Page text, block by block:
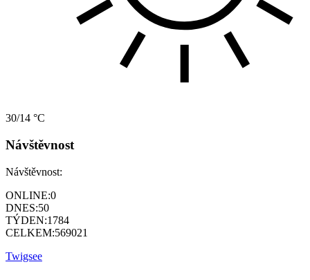
30/14 °C
Návštěvnost
Návštěvnost:
ONLINE:0
DNES:50
TÝDEN:1784
CELKEM:569021
Twigsee